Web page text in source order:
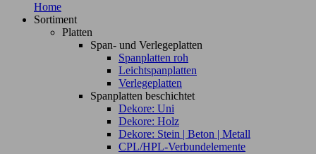
Home
Sortiment
Platten
Span- und Verlegeplatten
Spanplatten roh
Leichtspanplatten
Verlegeplatten
Spanplatten beschichtet
Dekore: Uni
Dekore: Holz
Dekore: Stein | Beton | Metall
CPL/HPL-Verbundelemente